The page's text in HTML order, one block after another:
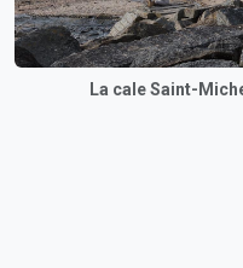
La cale Saint-